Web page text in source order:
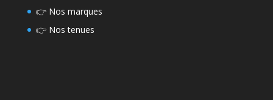
👉 Nos marques
👉 Nos tenues